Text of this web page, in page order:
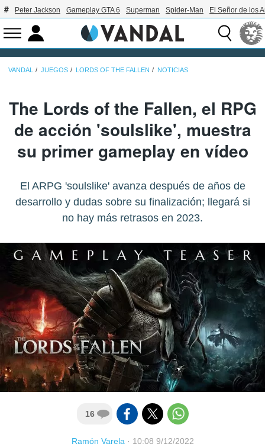
Peter Jackson Gameplay GTA 6 Superman Spider-Man El Señor de los
VANDAL JUEGOS LORDS OF THE FALLEN NOTICIAS
The Lords of the Fallen, el RPG
de acción 'soulslike', muestra
su primer gameplay en vídeo
El ARPG 'soulslike' avanza después de años de
desarrollo y dudas sobre su finalización; llegará si
no hay más retrasos en 2023.
16
Ramón Varela· 10:08 9/12/2022